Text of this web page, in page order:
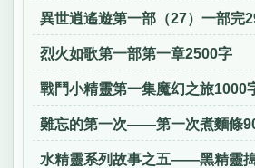
異世逍遙遊第一部（27）一部完
烈火如歌第一部第一章2500字
戰鬥小精靈第一集魔幻之旅1000
難忘的第一次——第一次煮麵條
水精靈系列故事之五——黑精靈